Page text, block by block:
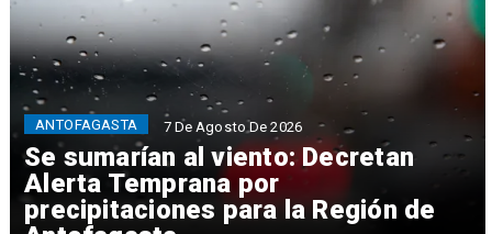
Se sumarían al viento: Decretan
Alerta Temprana por
precipitaciones para la Región de
ANTOFAGASTA 7 De Agosto De 2026